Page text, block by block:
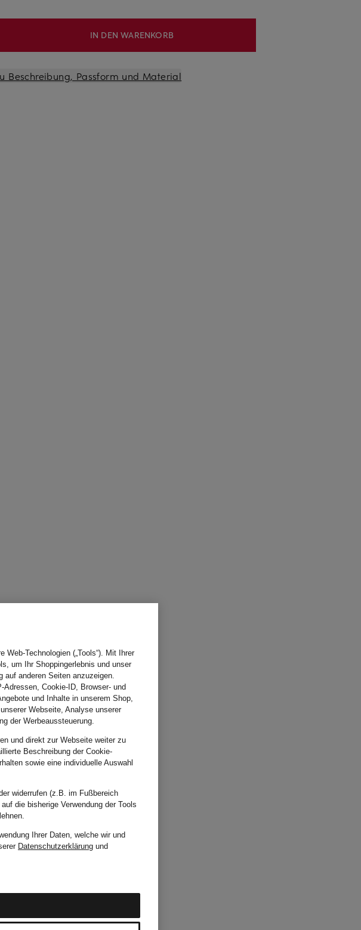
IN DEN WARENKORB
Beschreibung, Passform und Material
Web-Technologien („Tools“). Mit Ihrer
um Ihr Shoppingerlebnis und unser
auf anderen Seiten anzuzeigen.
Cookie-ID, Browser- und
und Inhalte in unserem Shop,
Webseite, Analyse unserer
der Werbeaussteuerung.
und direkt zur Webseite weiter zu
Beschreibung der Cookie-
sowie eine individuelle Auswahl
widerrufen (z.B. im Fußbereich
die bisherige Verwendung der Tools
Ihrer Daten, welche wir und
Datenschutzerklärung und